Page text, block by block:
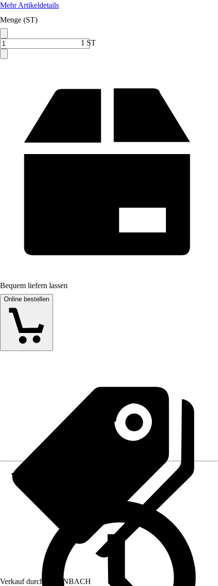
Mehr Artikeldetails
Menge (ST)
1 ST
Bequem liefern lassen
Online bestellen
Verkauf durch: HORNBACH